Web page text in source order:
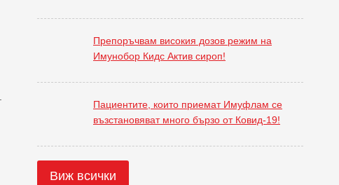
Препоръчвам високия дозов режим на
Имунобор Кидс Актив сироп!
Пациентите, които приемат Имуфлам се
възстановяват много бързо от Ковид-19!
Виж всички